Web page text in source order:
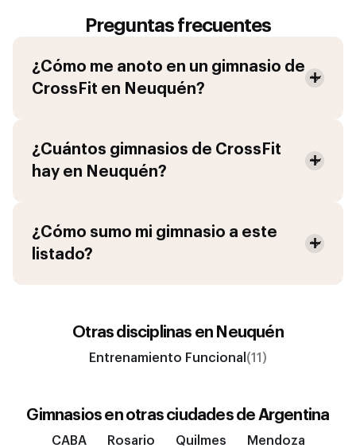
Preguntas frecuentes
¿Cómo me anoto en un gimnasio de
CrossFit en Neuquén?
¿Cuántos gimnasios de CrossFit
hay en Neuquén?
¿Cómo sumo mi gimnasio a este
listado?
Otras disciplinas en Neuquén
Entrenamiento Funcional (11)
Gimnasios en otras ciudades de Argentina
CABA Rosario Quilmes Mendoza